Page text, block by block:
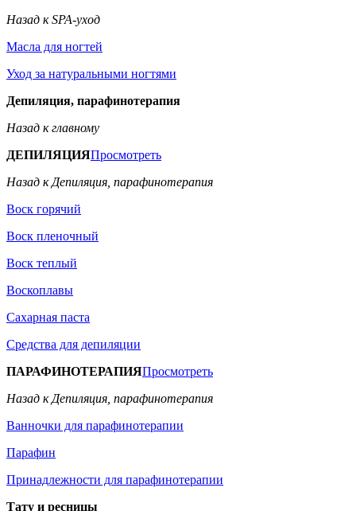
Назад к SPA-уход
Масла для ногтей
Уход за натуральными ногтями
Депиляция, парафинотерапия
Назад к главному
ДЕПИЛЯЦИЯПросмотреть
Назад к Депиляция, парафинотерапия
Воск горячий
Воск пленочный
Воск теплый
Воскоплавы
Сахарная паста
Средства для депиляции
ПАРАФИНОТЕРАПИЯПросмотреть
Назад к Депиляция, парафинотерапия
Ванночки для парафинотерапии
Парафин
Принадлежности для парафинотерапии
Тату и ресницы